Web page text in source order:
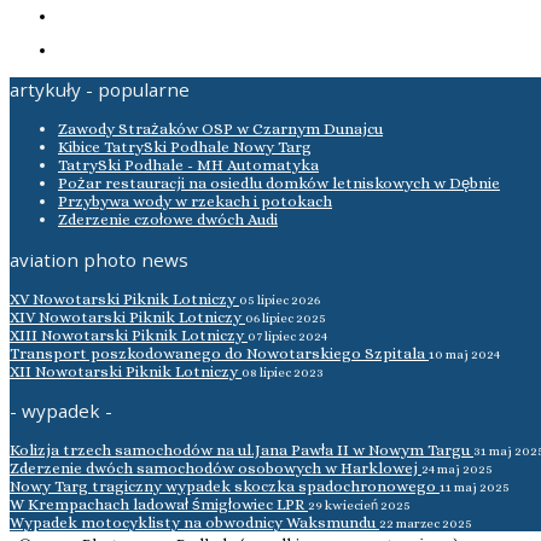
artykuły - popularne
Zawody Strażaków OSP w Czarnym Dunajcu
Kibice TatrySki Podhale Nowy Targ
TatrySki Podhale - MH Automatyka
Pożar restauracji na osiedlu domków letniskowych w Dębnie
Przybywa wody w rzekach i potokach
Zderzenie czołowe dwóch Audi
aviation photo news
XV Nowotarski Piknik Lotniczy 05 lipiec 2026
XIV Nowotarski Piknik Lotniczy 06 lipiec 2025
XIII Nowotarski Piknik Lotniczy 07 lipiec 2024
Transport poszkodowanego do Nowotarskiego Szpitala 10 maj 2024
XII Nowotarski Piknik Lotniczy 08 lipiec 2023
- wypadek -
Kolizja trzech samochodów na ul.Jana Pawła II w Nowym Targu 31 maj
Zderzenie dwóch samochodów osobowych w Harklowej 24 maj 2025
Nowy Targ tragiczny wypadek skoczka spadochronowego 11 maj 2025
W Krempachach ladował śmigłowiec LPR 29 kwiecień 2025
Wypadek motocyklisty na obwodnicy Waksmundu22 marzec 2025